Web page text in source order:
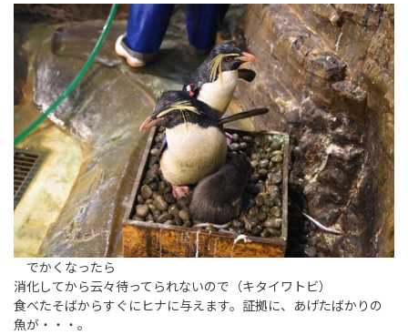
でかくなったら
消化してから云々待ってられないので（キタイワトビ）
食べたそばからすぐにヒナに与えます。証拠に、あげたばかりの
魚が・・・。